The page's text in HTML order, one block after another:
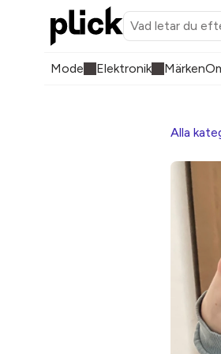
Mode Elektronik Märken
Alla